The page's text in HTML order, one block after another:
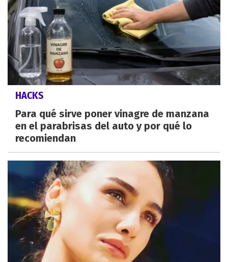
HACKS
Para qué sirve poner vinagre de manzana
en el parabrisas del auto y por qué lo
recomiendan